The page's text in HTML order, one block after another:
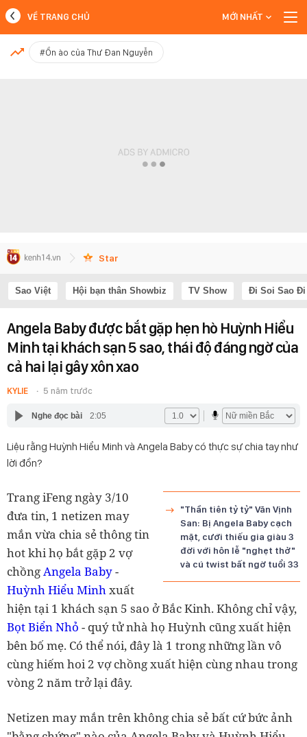
MỚI NHẤT
VỀ TRANG CHỦ MỚI NHẤT
#Ồn ào của Thư Đan Nguyễn
Star
Sao Việt Hội bạn thân Showbiz TV Show Đi Soi Sao Đi
Angela Baby được bắt gặp hẹn hò Huỳnh Hiểu
Minh tại khách sạn 5 sao, thái độ đáng ngờ của
cả hai lại gây xôn xao
KYLIE 5 năm trước
Nghe đọc bài 2:05
Liệu rằng Huỳnh Hiểu Minh và Angela Baby có thực sự chia tay như
lời đồn?
"Thần tiên tỷ tỷ" Văn Vịnh
San: Bị Angela Baby cạch
mặt, cưới thiếu gia giàu 3
đời với hôn lễ "nghẹt thở"
và cú twist bất ngờ tuổi 33
Trang iFeng ngày 3/10
đưa tin, 1 netizen may
mắn vừa chia sẻ thông tin
hot khi họ bắt gặp 2 vợ
chồngAngela Baby-
Huỳnh Hiểu Minhxuất
hiện tại 1 khách sạn 5 sao ở Bắc Kinh. Không chỉ vậy,
Bọt Biển Nhỏ - quý tử nhà họ Huỳnh cũng xuất hiện
bên bố mẹ. Có thể nói, đây là 1 trong những lần vô
cùng hiếm hoi 2 vợ chồng xuất hiện cùng nhau trong
vòng 2 năm trở lại đây.
Netizen may mắn trên không chia sẻ bất cứ bức ảnh